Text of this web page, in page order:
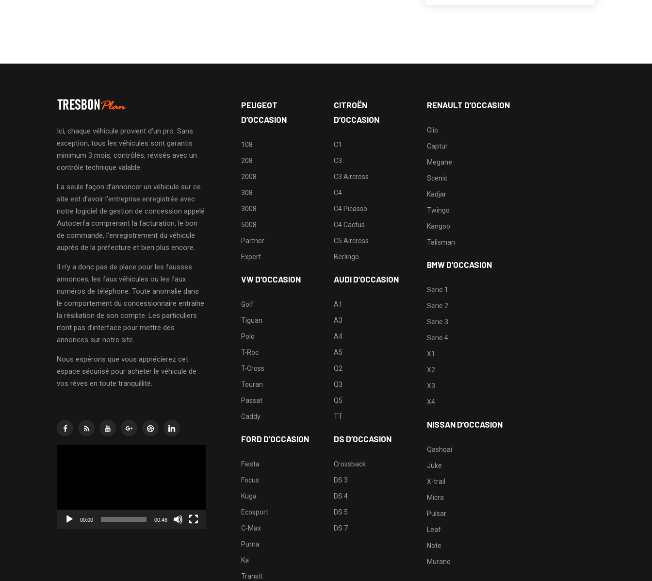
Ici, chaque véhicule provient d’un pro. Sans
exception, tous les véhicules sont garantis
minimum 3 mois, contrôlés, révisés avec un
contrôle technique valable.
La seule façon d’annoncer un véhicule sur ce
site est d’avoir l’entreprise enregistrée avec
notre logiciel de gestion de concession appelé
Autocerfa comprenant la facturation, le bon
de commande, l’enregistrement du véhicule
auprès de la préfecture et bien plus encore.
Il n’y a donc pas de place pour les fausses
annonces, les faux véhicules ou les faux
numéros de téléphone. Toute anomalie dans
le comportement du concessionnaire entraîne
la résiliation de son compte. Les particuliers
n’ont pas d’interface pour mettre des
annonces sur notre site.
Nous espérons que vous apprécierez cet
espace sécurisé pour acheter le véhicule de
vos rêves en toute tranquillité.
00:00 00:46
PEUGEOT
D’OCCASION
108
208
2008
308
3008
5008
Partner
Expert
VW D’OCCASION
Golf
Tiguan
Polo
T-Roc
T-Cross
Touran
Passat
Caddy
FORD D’OCCASION
Fiesta
Focus
Kuga
Ecosport
C-Max
Puma
Ka
Transit
CITROËN
D’OCCASION
C1
C3
C3 Aircross
C4
C4 Picasso
C4 Cactus
C5 Aircross
Berlingo
AUDI D’OCCASION
A1
A3
A4
A5
Q2
Q3
Q5
TT
DS D’OCCASION
Crossback
DS 3
DS 4
DS 5
DS 7
RENAULT D’OCCASION
Clio
Captur
Megane
Scenic
Kadjar
Twingo
Kangoo
Talisman
BMW D’OCCASION
Serie 1
Serie 2
Serie 3
Serie 4
X1
X2
X3
X4
NISSAN D’OCCASION
Qashqai
Juke
X-trail
Micra
Pulsar
Leaf
Note
Murano